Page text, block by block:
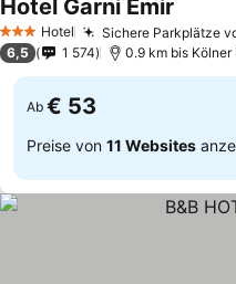
3 SterneHotel Sichere Parkplätze
Hotel Garni Emir
6,5 1 574 0.9 km bis Kölner
Ab € 53
Preise von 11 Websites